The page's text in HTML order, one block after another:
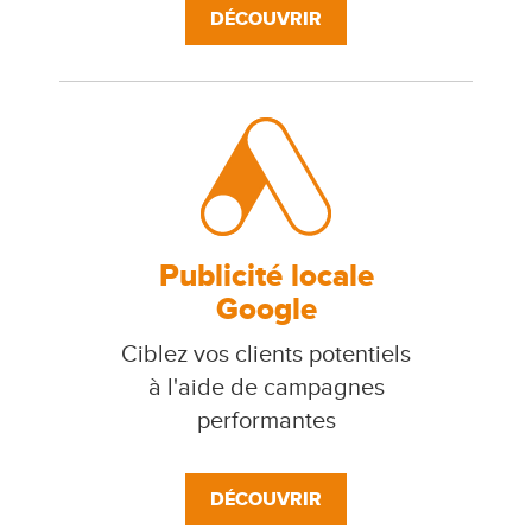
DÉCOUVRIR
Publicité locale
Google
Ciblez vos clients potentiels
à l'aide de campagnes
performantes
DÉCOUVRIR